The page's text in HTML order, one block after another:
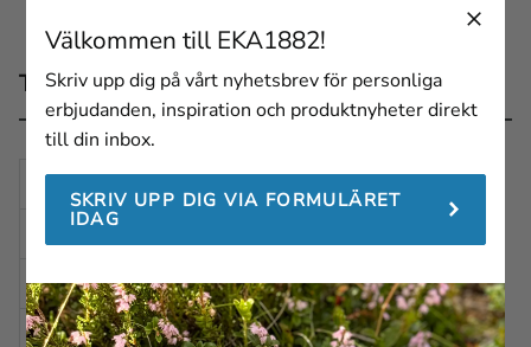
Teknisk beskrivning
HÖJD
BREDD
DJUP
24 mm
VIKT
77 g
Välkommen till EKA1882!
Skriv upp dig på vårt nyhetsbrev för personliga
erbjudanden, inspiration och produktnyheter direkt
till din inbox.
SKRIV UPP DIG VIA FORMULÄRET
IDAG